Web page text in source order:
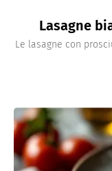
Lasagne
Le lasagne con